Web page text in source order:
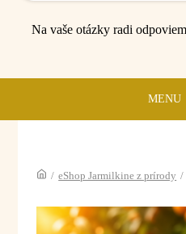
Na vaše otázky radi
MENU
/ eShop Jarmilkine z prírody /